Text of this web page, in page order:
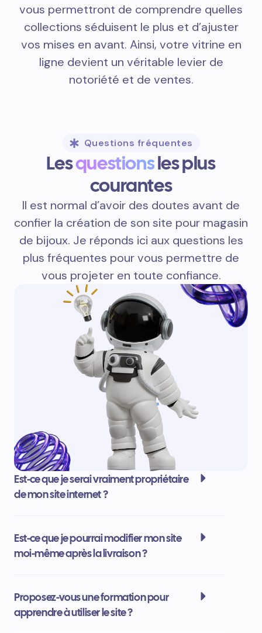
vous permettront de comprendre quelles
collections séduisent le plus et d’ajuster
vos mises en avant. Ainsi, votre vitrine en
ligne devient un véritable levier de
notoriété et de ventes.
Questions fréquentes
Lesquestionsles plus
courantes
Il est normal d’avoir des doutes avant de
confier la création de son site pour magasin
de bijoux. Je réponds ici aux questions les
plus fréquentes pour vous permettre de
vous projeter en toute confiance.
Est-ce que je serai vraiment propriétaire
de mon site internet ?
Est-ce que je pourrai modifier mon site
moi-même après la livraison ?
Proposez-vous une formation pour
apprendre à utiliser le site ?